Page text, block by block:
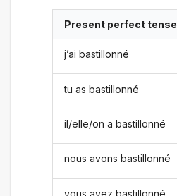
Present perfect tense
j’ai bastillonné
tu as bastillonné
il/elle/on a bastillonné
nous avons bastillonné
vous avez bastillonné